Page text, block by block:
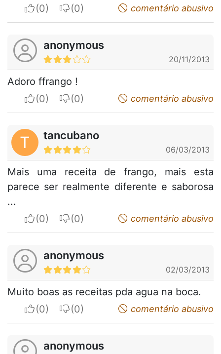
I apreciateI do not appreciatecomentário abusivo
anonymous
20/11/2013
Adoro ffrango !
I apreciateI do not appreciatecomentário abusivo
T tancubano
06/03/2013
Mais uma receita de frango, mais esta
parece ser realmente diferente e saborosa
...
I apreciateI do not appreciatecomentário abusivo
anonymous
02/03/2013
Muito boas as receitas pda agua na boca.
I apreciateI do not appreciatecomentário abusivo
anonymous